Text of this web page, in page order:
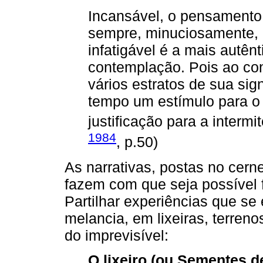
Incansável, o
sempre,
infatigável é a mais
contemplação. Pois ao
vários estratos de sua
tempo um estímulo para
justificação para a
1984, p.50)
As narrativas, postas no
fazem com que seja
Partilhar experiências que
melancia, em lixeiras,
do imprevisível: